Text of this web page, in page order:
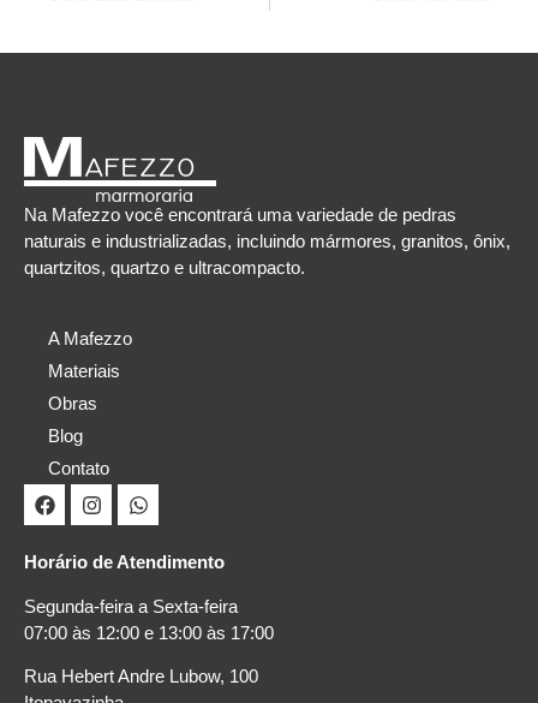
Na Mafezzo você encontrará uma variedade de pedras
naturais e industrializadas, incluindo mármores, granitos, ônix,
quartzitos, quartzo e ultracompacto.
A Mafezzo
Materiais
Obras
Blog
Contato
Horário de Atendimento
Segunda-feira a Sexta-feira
07:00 às 12:00 e 13:00 às 17:00
Rua Hebert Andre Lubow, 100